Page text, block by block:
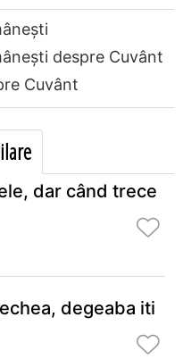
despre Cuvânt
Cuvânt
dar când trece
degeaba iti